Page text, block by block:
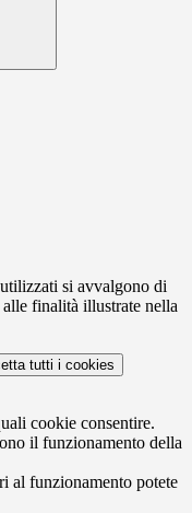
si avvalgono di
finalità illustrate nella
tutti i cookies
cookie consentire.
il funzionamento della
al funzionamento potete